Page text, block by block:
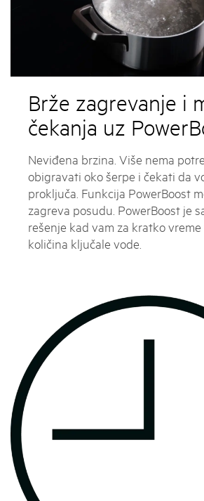
Brže zagrevanje i
čekanja uz
Neviđena brzina. Više nema
obigravati oko šerpe i čekati da
proključa. Funkcija PowerBoost
zagreva posudu. PowerBoost je
rešenje kad vam za kratko
količina ključale vode.